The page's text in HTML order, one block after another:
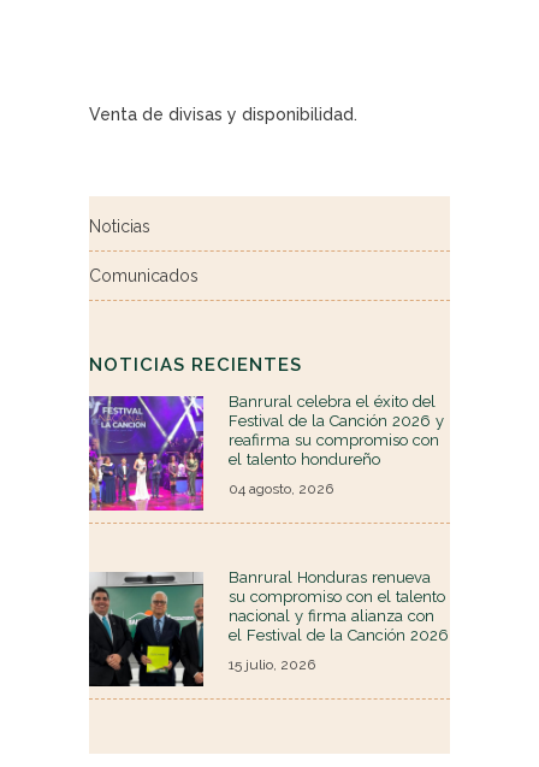
Venta de divisas y disponibilidad.
Noticias
Comunicados
NOTICIAS RECIENTES
Banrural celebra el éxito del
Festival de la Canción 2026 y
reafirma su compromiso con
el talento hondureño
04 agosto, 2026
Banrural Honduras renueva
su compromiso con el talento
nacional y firma alianza con
el Festival de la Canción 2026
15 julio, 2026